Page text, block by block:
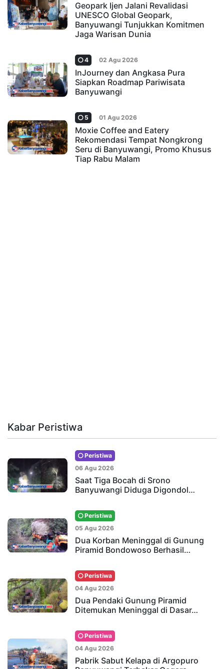
Geopark Ijen Jalani Revalidasi
UNESCO Global Geopark,
Banyuwangi Tunjukkan Komitmen
Jaga Warisan Dunia
4 02 Agu 2026
InJourney dan Angkasa Pura
Siapkan Roadmap Pariwisata
Banyuwangi
5 01 Agu 2026
Moxie Coffee and Eatery
Rekomendasi Tempat Nongkrong
Seru di Banyuwangi, Promo Khusus
Tiap Rabu Malam
Kabar Peristiwa
Peristiwa
06 Agu 2026
Saat Tiga Bocah di Srono
Banyuwangi Diduga Digondol…
Peristiwa
05 Agu 2026
Dua Korban Meninggal di Gunung
Piramid Bondowoso Berhasil…
Peristiwa
04 Agu 2026
Dua Pendaki Gunung Piramid
Ditemukan Meninggal di Dasar…
Peristiwa
04 Agu 2026
Pabrik Sabut Kelapa di Argopuro